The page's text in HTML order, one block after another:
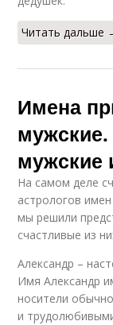
Читать дальше
Имена
мужские
На самом деле
астрологов
мы решили
счастливые из
Александр –
Имя Александр
носители
и